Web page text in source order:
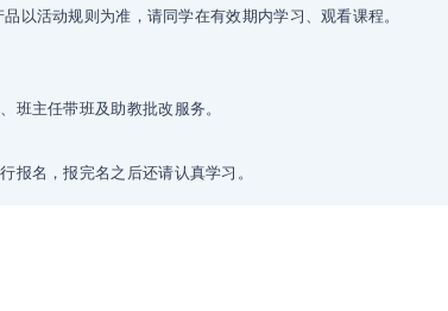
以活动规则为准，请同学在有效期内学习、观看课程。
班主任带班及助教批改服务。
报名，报完名之后还请认真学习。